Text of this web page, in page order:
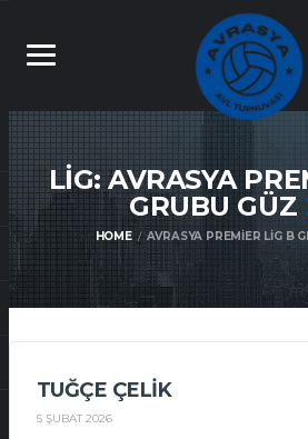
LIG: AVRASYA
GRUBU GÜZ
HOME AVRASYA PREMIER LIG B
TUĞÇE ÇELIK
5 ŞUBAT 2026